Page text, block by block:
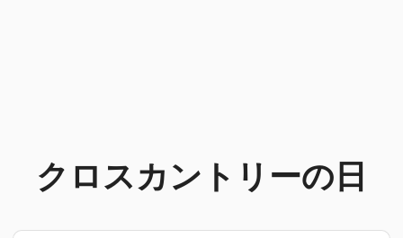
クロスカントリーの日